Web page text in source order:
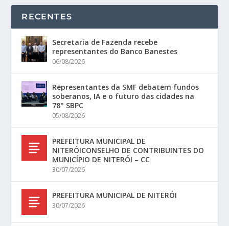
RECENTES
Secretaria de Fazenda recebe
representantes do Banco Banestes
06/08/2026
Representantes da SMF debatem fundos
soberanos, IA e o futuro das cidades na
78° SBPC
05/08/2026
PREFEITURA MUNICIPAL DE
NITERÓICONSELHO DE CONTRIBUINTES DO
MUNICÍPIO DE NITERÓI – CC
30/07/2026
PREFEITURA MUNICIPAL DE NITERÓI
30/07/2026